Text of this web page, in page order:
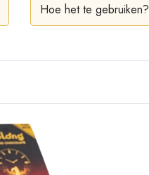
Hoe het te gebruiken?